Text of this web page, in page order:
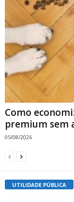
Como
premium sem
05/08/2026
UTILIDADE PÚBLICA